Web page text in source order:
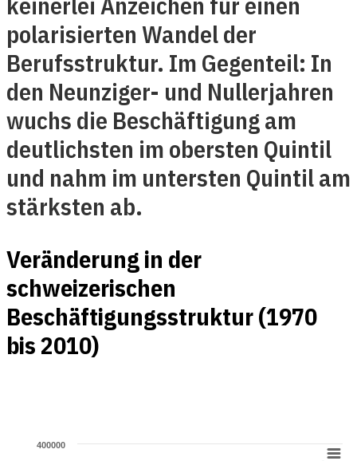
polarisierten Wandel der
Berufsstruktur. Im Gegenteil: In
den Neunziger- und Nullerjahren
wuchs die Beschäftigung am
deutlichsten im obersten Quintil
und nahm im untersten Quintil am
stärksten ab.
Veränderung in der
schweizerischen
Beschäftigungsstruktur (1970
bis 2010)
400000